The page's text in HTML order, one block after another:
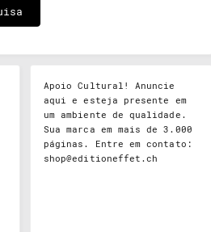
Apoio Cultural! Anuncie
aqui e esteja presente em
um ambiente de qualidade.
Sua marca em mais de 3.000
páginas. Entre em contato:
shop@editioneffet.ch